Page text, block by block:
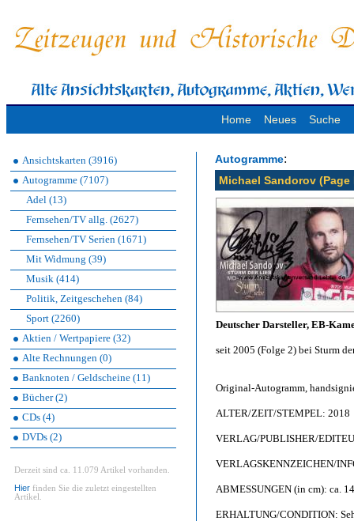
Home Neues Suche
Ansichtskarten (3916)
Autogramme (7107)
Adel (13)
Fernsehen/TV allg. (2627)
Fernsehen/TV Serien (1671)
Mit Widmung (39)
Musik (414)
Politik, Zeitgeschehen (84)
Sport (2260)
Aktien / Wertpapiere (32)
Alte Rechnungen (0)
Banknoten / Geldscheine (11)
Bücher (2)
CDs (4)
DVDs (2)
Derzeit sind ca. 11.079 Artikel vorhanden.
Hier finden Sie die zuletzt eingestellten
Artikel.
Autogramme:
Michael Sandorov
Deutscher Darsteller, EB-
seit 2005 (Folge 2) bei Sturm
Original-Autogramm,
ALTER/ZEIT/STEMPEL: 2018
VERLAG/PUBLISHER/
VERLAGSKENNZEICHEN/
ABMESSUNGEN (in cm): ca.
ERHALTUNG/CONDITION: